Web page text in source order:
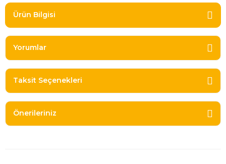
Ürün Bilgisi
Yorumlar
Taksit Seçenekleri
Önerileriniz